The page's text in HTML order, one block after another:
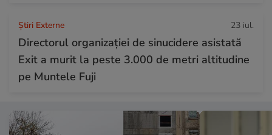
Știri Externe 23 iul.
Directorul organizației de sinucidere asistată
Exit a murit la peste 3.000 de metri altitudine
pe Muntele Fuji